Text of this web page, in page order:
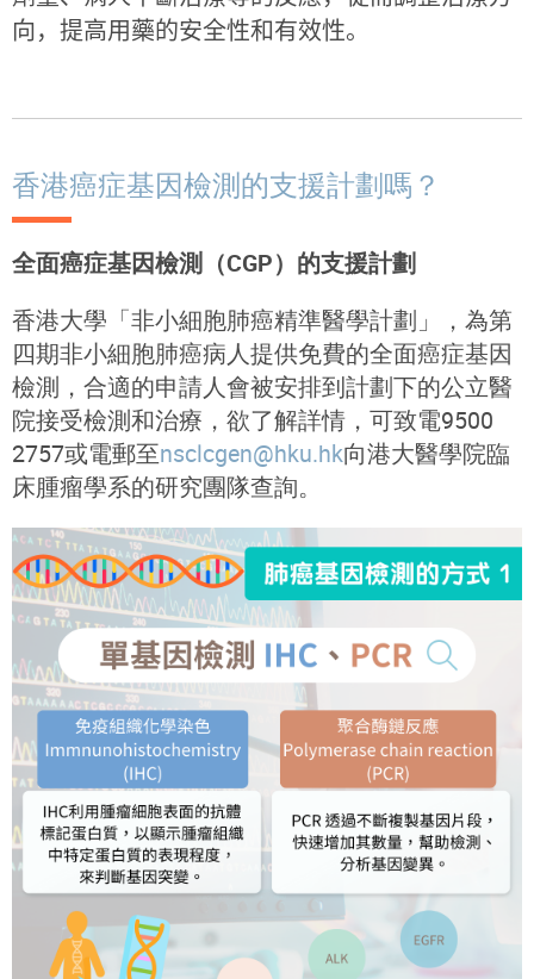
向， 提高用藥的安全性和有效性。
香港癌症基因檢測的支援計劃嗎？
全面癌症基因檢測（CGP）的支援計劃
香港大學「非小細胞肺癌精準醫學計劃」，為第
四期非小細胞肺癌病人提供免費的全面癌症基因
檢測，合適的申請人會被安排到計劃下的公立醫
院接受檢測和治療，欲了解詳情，可致電9500
2757或電郵至nsclcgen@hku.hk向港大醫學院臨
床腫瘤學系的研究團隊查詢。